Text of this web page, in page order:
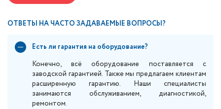
ОТВЕТЫ НА ЧАСТО ЗАДАВАЕМЫЕ ВОПРОСЫ?
Есть ли гарантия на оборудование?
Конечно, всё оборудование поставляется с
заводской гарантией. Также мы предлагаем клиентам
расширенную гарантию. Наши специалисты
занимаются обслуживанием, диагностикой,
ремонтом.